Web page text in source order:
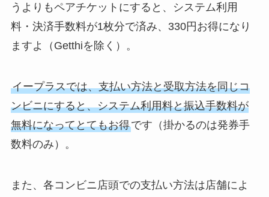
うよりもペアチケットにすると、システム利用
料・決済手数料が1枚分で済み、330円お得になり
ますよ（Getthiを除く）。
イープラスでは、支払い方法と受取方法を同じコ
ンビニにすると、システム利用料と振込手数料が
無料になってとてもお得です（掛かるのは発券手
数料のみ）。
また、各コンビニ店頭での支払い方法は店舗によ